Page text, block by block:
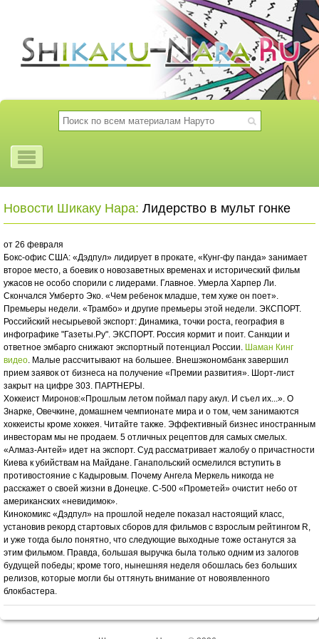
Новости Шикаку Нара: Лидерство в мульт гонке
от 26 февраля
Бокс-офис США: «Дэдпул» лидирует в прокате, «Кунг-фу панда» занимает
второе место, а боевик о новозаветных временах и исторический фильм
ужасов не особо спорили с лидерами. Главное. Умерла Харпер Ли.
Скончался Умберто Эко. «Чем ребенок младше, тем хуже он поет».
Премьеры недели. «Трамбо» и другие премьеры этой недели. ЭКСПОРТ.
Российский несырьевой экспорт: Динамика, точки роста, география в
инфографике "Газеты.Ру". ЭКСПОРТ. Россия кормит и поит. Санкции и
ответное эмбарго снижают экспортный потенциал России. Шаман Кинг
видео. Малые рассчитывают на большее. Внешэкономбанк завершил
прием заявок от бизнеса на получение «Премии развития». Шорт-лист
закрыт на цифре 303. ПАРТНЕРЫ.
Хоккеист Миронов:«Прошлым летом поймал пару акул. И съел их...». О
Знарке, Овечкине, домашнем чемпионате мира и о том, чем занимаются
хоккеисты кроме хоккея. Читайте также. Эффективный бизнес иностранным
инвесторам мы не продаем. 5 отличных рецептов для самых смелых.
«Алмаз-Антей» идет на экспорт. Суд рассматривает жалобу о причастности
Киева к убийствам на Майдане. Ганапольский осмелился вступить в
противостояние с Кадыровым. Почему Ангела Меркель никогда не
расскажет о своей жизни в Донецке. С-500 «Прометей» очистит небо от
американских «невидимок».
Кинокомикс «Дэдпул» на прошлой неделе показал настоящий класс,
установив рекорд стартовых сборов для фильмов с взрослым рейтингом R,
и уже тогда было понятно, что следующие выходные тоже останутся за
этим фильмом. Правда, большая выручка была только одним из залогов
будущей победы; кроме того, нынешняя неделя обошлась без больших
релизов, которые могли бы оттянуть внимание от новоявленного
блокбастера.